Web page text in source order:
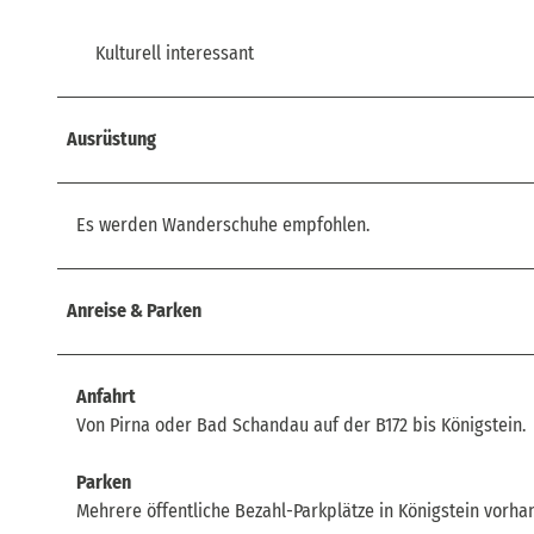
Kulturell interessant
Ausrüstung
Es werden Wanderschuhe empfohlen.
Anreise & Parken
Anfahrt
Von Pirna oder Bad Schandau auf der B172 bis Königstein.
Parken
Mehrere öffentliche Bezahl-Parkplätze in Königstein